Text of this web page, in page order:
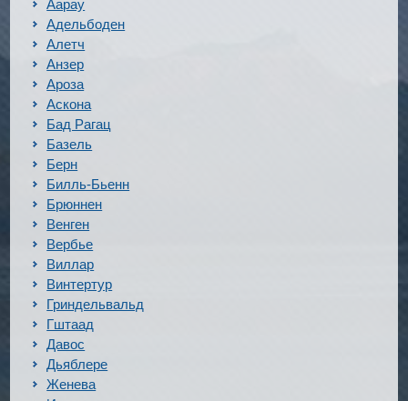
Аарау
Адельбоден
Алетч
Анзер
Ароза
Аскона
Бад Рагац
Базель
Берн
Билль-Бьенн
Брюннен
Венген
Вербье
Виллар
Винтертур
Гриндельвальд
Гштаад
Давос
Дьяблере
Женева